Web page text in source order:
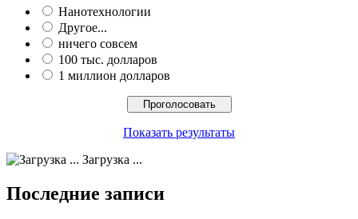
Нанотехнологии
Другое...
ничего совсем
100 тыс. долларов
1 миллион долларов
Показать результаты
Загрузка ...
Последние записи